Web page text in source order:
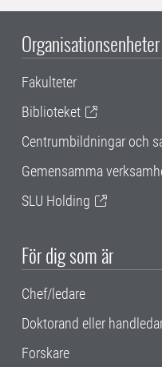
Organisationsenheter
Fakulteter
Biblioteket
Centrumbildningar och
Gemensamma
SLU Holding
För dig som är
Chef/ledare
Doktorand eller
Forskare